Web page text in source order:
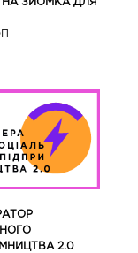
ЗЙОМКА ДЛЯ
2.0